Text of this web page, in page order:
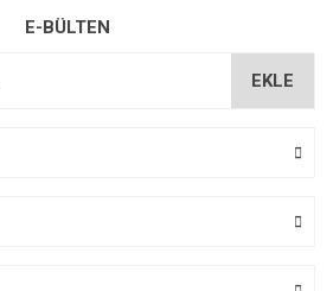
eksik bilgiler bulunuyor.
E-BÜLTEN
EKLE